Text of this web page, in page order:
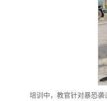
培训中，教官针对暴恐